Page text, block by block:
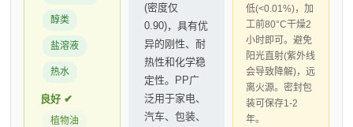
醇类
盐溶液
热水
良好 ✔
植物油
(密度仅
0.90)，具有优
异的刚性、耐
热性和化学稳
定性。PP广
泛用于家电、
汽车、包装、
低(<0.01%)，加
工前80°C干燥2
小时即可。避免
阳光直射(紫外线
会导致降解)，远
离火源。密封包
装可保存1-2
年。